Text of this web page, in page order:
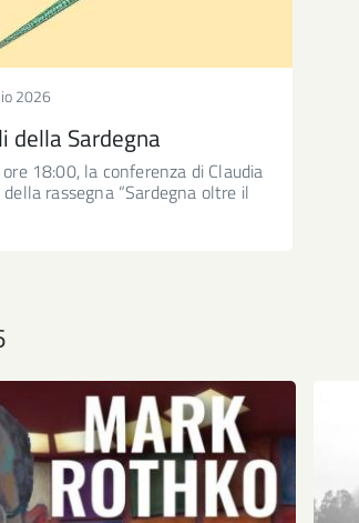
2026
della Sardegna
18:00, la conferenza di Claudia
rassegna “Sardegna oltre il